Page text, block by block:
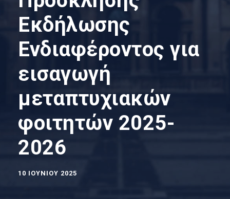
Εκδήλωσης
Ενδιαφέροντος για
εισαγωγή
μεταπτυχιακών
φοιτητών 2025-
2026
10 ΙΟΥΝΊΟΥ 2025